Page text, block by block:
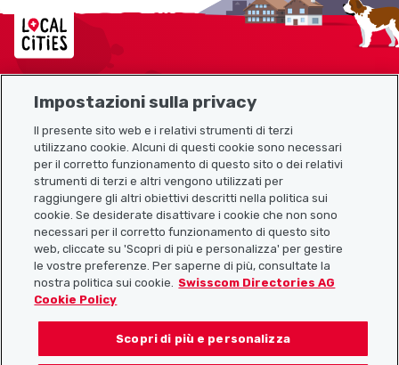
Localcities
Link utili
Scarica l’app Localcities
Seguiteci su:
Impostazioni sulla privacy
Il presente sito web e i relativi strumenti di terzi
utilizzano cookie. Alcuni di questi cookie sono necessari
per il corretto funzionamento di questo sito o dei relativi
strumenti di terzi e altri vengono utilizzati per
raggiungere gli altri obiettivi descritti nella politica sui
cookie. Se desiderate disattivare i cookie che non sono
necessari per il corretto funzionamento di questo sito
web, cliccate su 'Scopri di più e personalizza' per gestire
le vostre preferenze. Per saperne di più, consultate la
nostra politica sui cookie.
Swisscom Directories AG
Cookie Policy
Scopri di più e personalizza